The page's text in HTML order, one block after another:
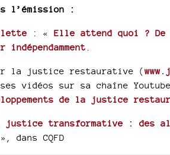
l’émission :
: « Elle attend quoi ?
indépendamment
la justice restaurative (
vidéos sur sa chaîne
de la justice
justice transformative : des
», dans CQFD